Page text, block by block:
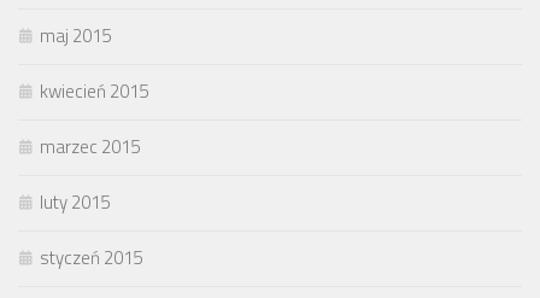
maj 2015
kwiecień 2015
marzec 2015
luty 2015
styczeń 2015